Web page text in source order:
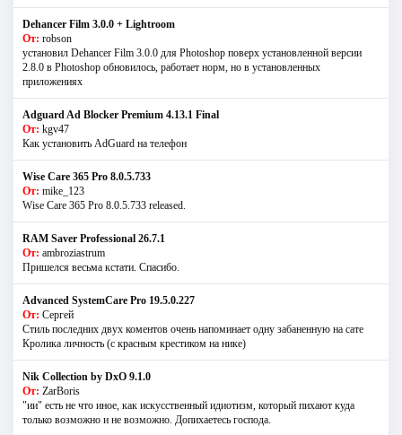
Dehancer Film 3.0.0 + Lightroom
От: robson
установил Dehancer Film 3.0.0 для Photoshop поверх установленной версии
2.8.0 в Photoshop обновилось, работает норм, но в установленных
приложениях
Adguard Ad Blocker Premium 4.13.1 Final
От: kgv47
Как установить AdGuard на телефон
Wise Care 365 Pro 8.0.5.733
От: mike_123
Wise Care 365 Pro 8.0.5.733 released.
RAM Saver Professional 26.7.1
От: ambroziastrum
Пришелся весьма кстати. Спасибо.
Advanced SystemCare Pro 19.5.0.227
От: Сергей
Стиль последних двух коментов очень напоминает одну забаненную на сате
Кролика личность (с красным крестиком на нике)
Nik Collection by DxO 9.1.0
От: ZarBoris
"ии" есть не что иное, как искусственный идиотизм, который пихают куда
только возможно и не возможно. Допихаетесь господа.